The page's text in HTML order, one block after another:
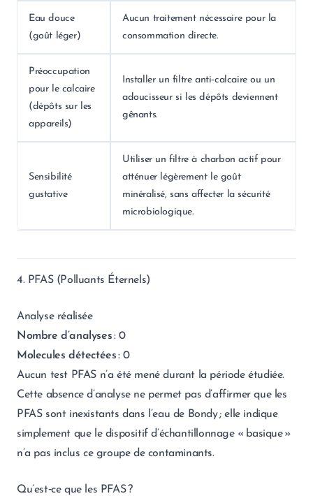
Eau douce
(goût léger)
Aucun traitement nécessaire pour la
consommation directe.
Préoccupation
pour le calcaire
(dépôts sur les
appareils)
Installer un filtre anti‑calcaire ou un
adoucisseur si les dépôts deviennent
gênants.
Sensibilité
gustative
Utiliser un filtre à charbon actif pour
atténuer légèrement le goût
minéralisé, sans affecter la sécurité
microbiologique.
4. PFAS (Polluants Éternels)
Analyse réalisée
Nombre d’analyses: 0
Molecules détectées: 0
Aucun test PFAS n’a été mené durant la période étudiée.
Cette absence d’analyse ne permet pas d’affirmer que les
PFAS sont inexistants dans l’eau de Bondy ; elle indique
simplement que le dispositif d’échantillonnage « basique »
n’a pas inclus ce groupe de contaminants.
Qu’est‑ce que les PFAS ?